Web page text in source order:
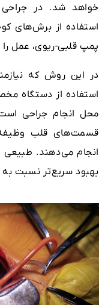
خواهد شد. در
استفاده از برش‌های
پمپ قلبی-ریوی، عمل را
در این روش که
استفاده از دستگاه
محل انجام جراحی
قسمت‌های قلب
انجام می‌دهند.
بهبود سریع‌تر نسبت